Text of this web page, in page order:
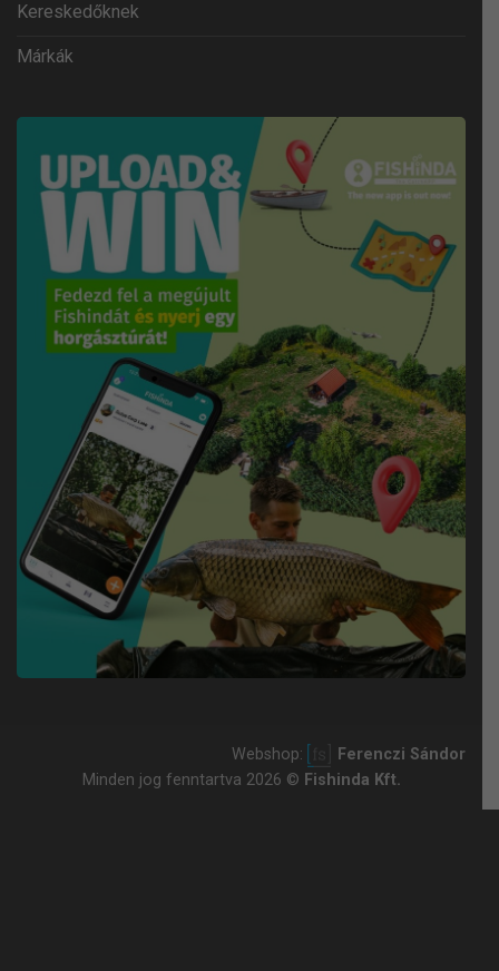
Kereskedőknek
Márkák
Webshop:
Ferenczi Sándor
Minden jog fenntartva 2026 © Fishinda Kft.